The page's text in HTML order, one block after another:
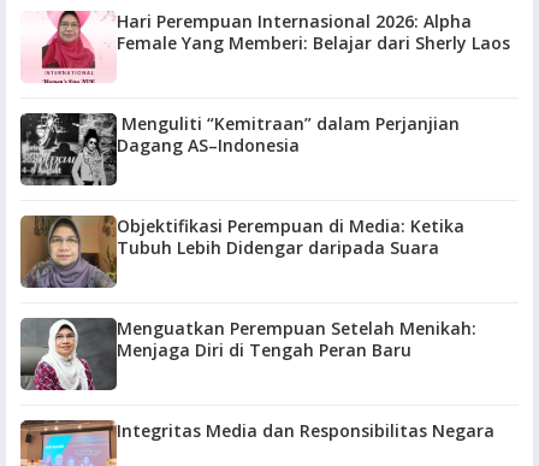
Hari Perempuan Internasional 2026: Alpha
Female Yang Memberi: Belajar dari Sherly Laos
Menguliti “Kemitraan” dalam Perjanjian
Dagang AS–Indonesia
Objektifikasi Perempuan di Media: Ketika
Tubuh Lebih Didengar daripada Suara
Menguatkan Perempuan Setelah Menikah:
Menjaga Diri di Tengah Peran Baru
Integritas Media dan Responsibilitas Negara